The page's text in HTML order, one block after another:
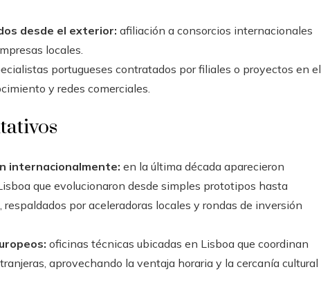
desde el exterior: afiliación a consorcios internacionales
locales.
portugueses contratados por filiales o proyectos en el
y redes comerciales.
internacionalmente: en la última década aparecieron
que evolucionaron desde simples prototipos hasta
por aceleradoras locales y rondas de inversión
oficinas técnicas ubicadas en Lisboa que coordinan
aprovechando la ventaja horaria y la cercanía cultural